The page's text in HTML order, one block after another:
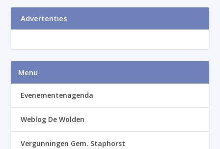
Advertenties
Menu
Evenementenagenda
Weblog De Wolden
Vergunningen Gem. Staphorst